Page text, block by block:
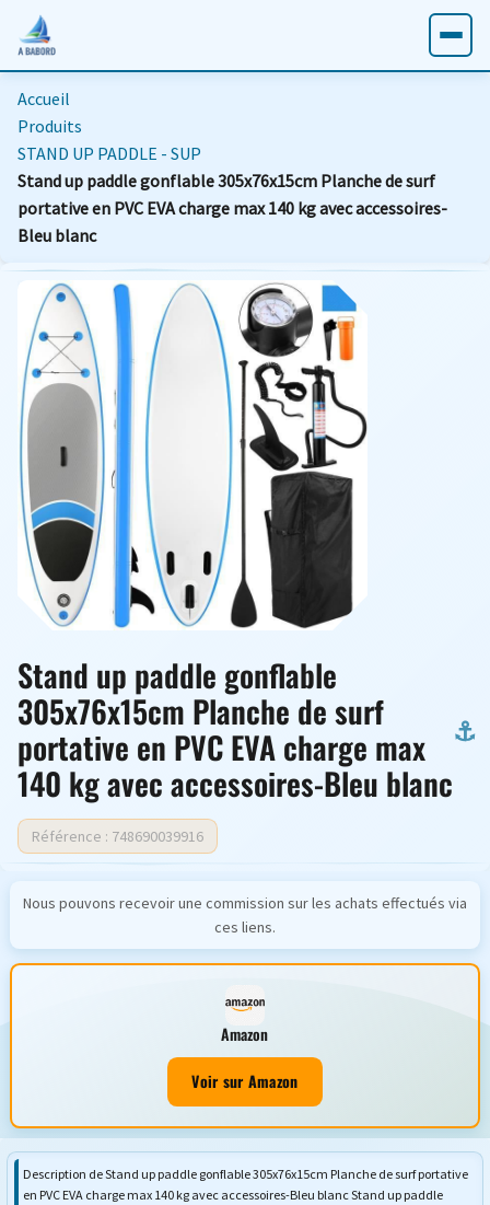
Accueil
Produits
STAND UP PADDLE - SUP
Stand up paddle gonflable 305x76x15cm Planche de surf
portative en PVC EVA charge max 140 kg avec accessoires-
Bleu blanc
Stand up paddle gonflable
305x76x15cm Planche de surf
portative en PVC EVA charge max
140 kg avec accessoires-Bleu blanc
Référence : 748690039916
Nous pouvons recevoir une commission sur les achats effectués via
ces liens.
Amazon
Voir sur Amazon
Description de Stand up paddle gonflable 305x76x15cm Planche de surf portative
en PVC EVA charge max 140 kg avec accessoires-Bleu blanc Stand up paddle